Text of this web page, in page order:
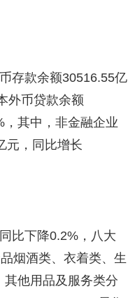
款余额30516.55亿
外币贷款余额
其中，非金融企业
元，同比增长
下降0.2%，八大
烟酒类、衣着类、生
他用品及服务类分